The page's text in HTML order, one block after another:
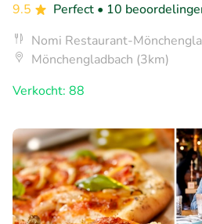
9.5
Perfect • 10
Nomi Restaurant-
Mönchengladbach (3km)
Verkocht: 88